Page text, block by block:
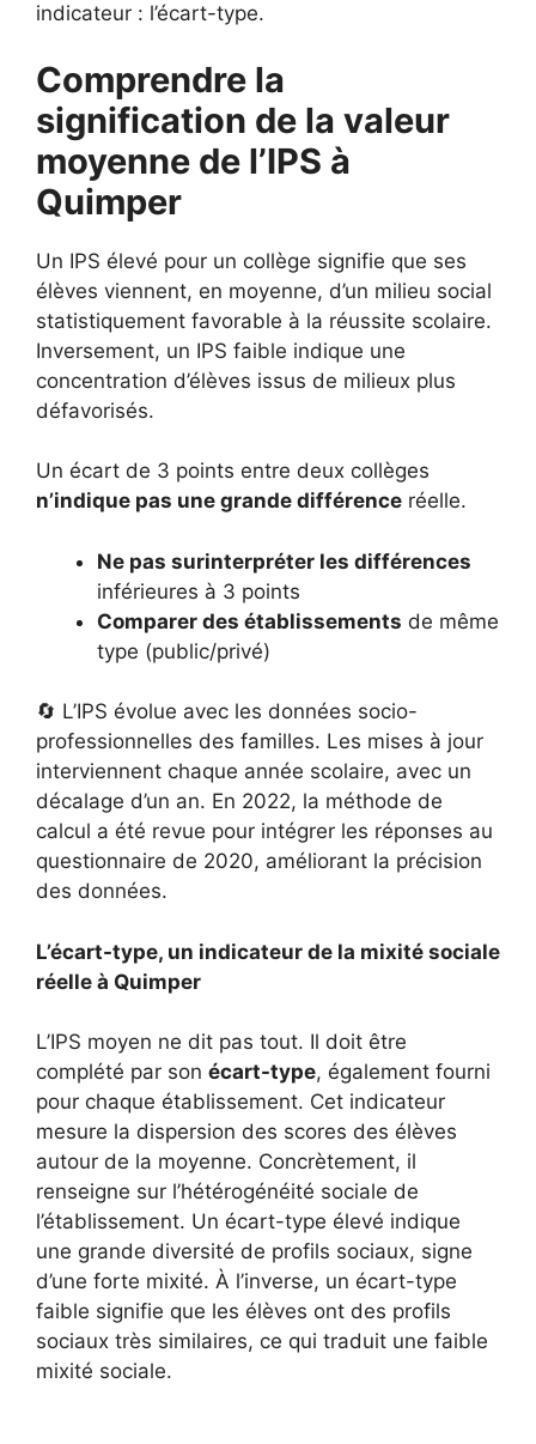
indicateur : l’écart-type.
Comprendre la
signification de la valeur
moyenne de l’IPS à
Quimper
Un IPS élevé pour un collège signifie que ses
élèves viennent, en moyenne, d’un milieu social
statistiquement favorable à la réussite scolaire.
Inversement, un IPS faible indique une
concentration d’élèves issus de milieux plus
défavorisés.
Un écart de 3 points entre deux collèges
n’indique pas une grande différence réelle.
Ne pas surinterpréter les différences
inférieures à 3 points
Comparer des établissements de même
type (public/privé)
🔄 L’IPS évolue avec les données socio-
professionnelles des familles. Les mises à jour
interviennent chaque année scolaire, avec un
décalage d’un an. En 2022, la méthode de
calcul a été revue pour intégrer les réponses au
questionnaire de 2020, améliorant la précision
des données.
L’écart-type, un indicateur de la mixité sociale
réelle à Quimper
L’IPS moyen ne dit pas tout. Il doit être
complété par son écart-type, également fourni
pour chaque établissement. Cet indicateur
mesure la dispersion des scores des élèves
autour de la moyenne. Concrètement, il
renseigne sur l’hétérogénéité sociale de
l’établissement. Un écart-type élevé indique
une grande diversité de profils sociaux, signe
d’une forte mixité. À l’inverse, un écart-type
faible signifie que les élèves ont des profils
sociaux très similaires, ce qui traduit une faible
mixité sociale.